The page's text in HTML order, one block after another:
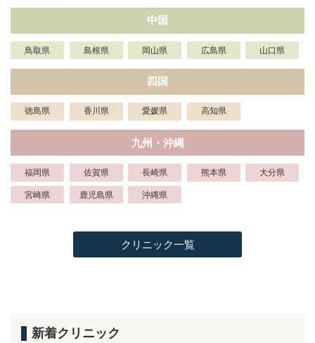
中国
鳥取県 島根県 岡山県 広島県 山口県
四国
徳島県 香川県 愛媛県 高知県
九州・沖縄
福岡県 佐賀県 長崎県 熊本県 大分県
宮崎県 鹿児島県 沖縄県
クリニック一覧
新着クリニック